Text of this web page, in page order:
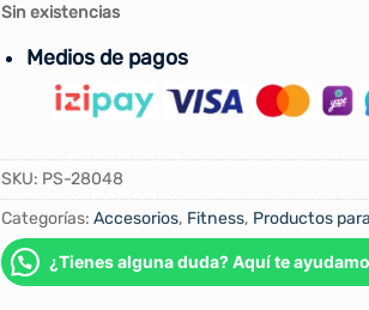
Sin existencias
Medios de pagos
SKU: PS-28048
Categorías: Accesorios, Fitness, Productos
¿Tienes alguna duda? Aquí te